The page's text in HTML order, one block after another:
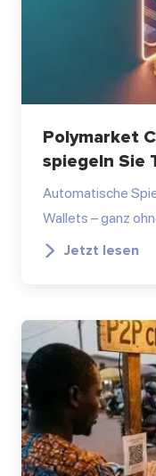
Polymarket
spiegeln Sie
Automatische
Wallets – ganz
Jetzt lesen